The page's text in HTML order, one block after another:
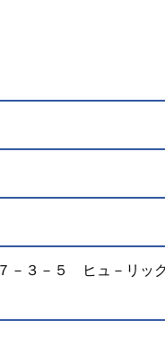
－３－５ ヒュ－リッ